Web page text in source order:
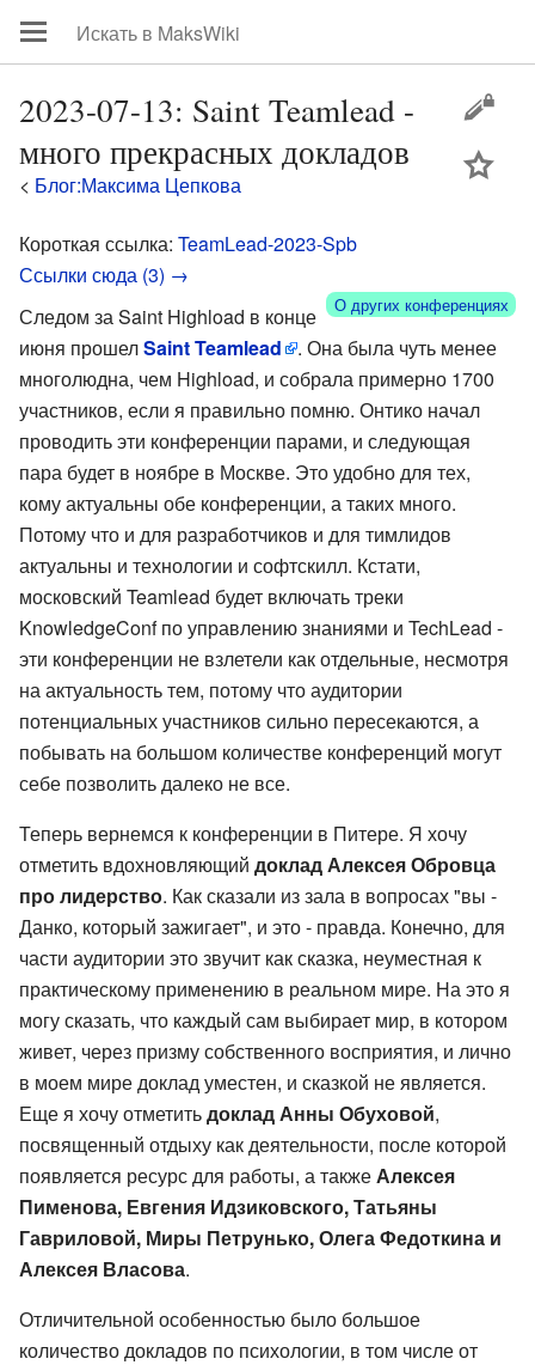
2023-07-13: Saint Teamlead -
много прекрасных докладов
< Блог:Максима Цепкова
Короткая ссылка: TeamLead-2023-Spb
Ссылки сюда (3) →
О других конференциях
Следом за Saint Highload в конце
июня прошелSaint Teamlead
. Она была чуть менее
многолюдна, чем Highload, и собрала примерно 1700
участников, если я правильно помню. Онтико начал
проводить эти конференции парами, и следующая
пара будет в ноябре в Москве. Это удобно для тех,
кому актуальны обе конференции, а таких много.
Потому что и для разработчиков и для тимлидов
актуальны и технологии и софтскилл. Кстати,
московский Teamlead будет включать треки
KnowledgeConf по управлению знаниями и TechLead -
эти конференции не взлетели как отдельные, несмотря
на актуальность тем, потому что аудитории
потенциальных участников сильно пересекаются, а
побывать на большом количестве конференций могут
себе позволить далеко не все.
Теперь вернемся к конференции в Питере. Я хочу
отметить вдохновляющий доклад Алексея Обровца
про лидерство. Как сказали из зала в вопросах "вы -
Данко, который зажигает", и это - правда. Конечно, для
части аудитории это звучит как сказка, неуместная к
практическому применению в реальном мире. На это я
могу сказать, что каждый сам выбирает мир, в котором
живет, через призму собственного восприятия, и лично
в моем мире доклад уместен, и сказкой не является.
Еще я хочу отметитьдоклад Анны Обуховой,
посвященный отдыху как деятельности, после которой
появляется ресурс для работы, а такжеАлексея
Пименова, Евгения Идзиковского, Татьяны
Гавриловой, Миры Петрунько, Олега Федоткина и
Алексея Власова.
Отличительной особенностью было большое
количество докладов по психологии, в том числе от